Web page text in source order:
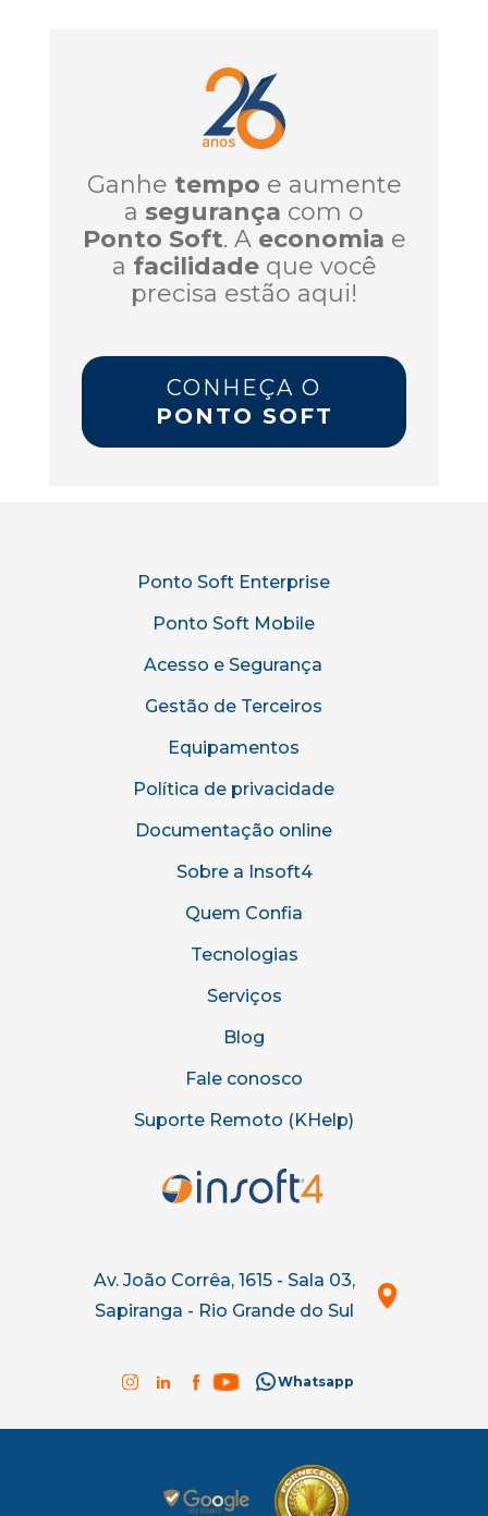
Ganhe tempo e aumente
a segurança com o
Ponto Soft. A economia e
a facilidadeque você
precisa estão aqui!
CONHEÇA O
PONTO SOFT
Ponto Soft Enterprise
Ponto Soft Mobile
Acesso e Segurança
Gestão de Terceiros
Equipamentos
Política de privacidade
Documentação online
Sobre a Insoft4
Quem Confia
Tecnologias
Serviços
Blog
Fale conosco
Suporte Remoto (KHelp)
Av. João Corrêa, 1615 - Sala 03,
Sapiranga - Rio Grande do Sul
Whatsapp